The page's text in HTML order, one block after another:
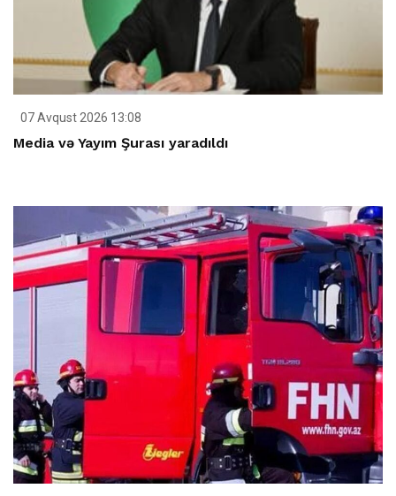
07 Avqust 2026 13:08
Media və Yayım Şurası yaradıldı